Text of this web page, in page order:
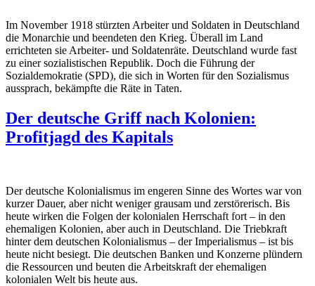
Im November 1918 stürzten Arbeiter und Soldaten in Deutschland
die Monarchie und beendeten den Krieg. Überall im Land
errichteten sie Arbeiter- und Soldatenräte. Deutschland wurde fast
zu einer sozialistischen Republik. Doch die Führung der
Sozialdemokratie (SPD), die sich in Worten für den Sozialismus
aussprach, bekämpfte die Räte in Taten.
Der deutsche Griff nach Kolonien:
Profitjagd des Kapitals
Der deutsche Kolonialismus im engeren Sinne des Wortes war von
kurzer Dauer, aber nicht weniger grausam und zerstörerisch. Bis
heute wirken die Folgen der kolonialen Herrschaft fort – in den
ehemaligen Kolonien, aber auch in Deutschland. Die Triebkraft
hinter dem deutschen Kolonialismus – der Imperialismus – ist bis
heute nicht besiegt. Die deutschen Banken und Konzerne plündern
die Ressourcen und beuten die Arbeitskraft der ehemaligen
kolonialen Welt bis heute aus.